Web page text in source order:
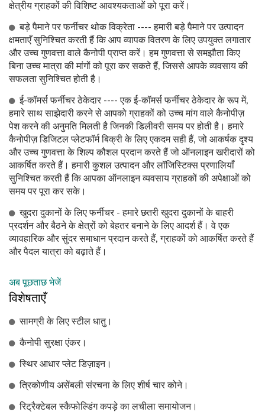
क्षेत्रीय ग्राहकों की विशिष्ट आवश्यकताओं को पूरा करें।
बड़े पैमाने पर फर्नीचर थोक विक्रेता ---- हमारी बड़े पैमाने पर उत्पादन
क्षमताएँ सुनिश्चित करती हैं कि आप व्यापक वितरण के लिए उपयुक्त लगातार
और उच्च गुणवत्ता वाले कैनोपी प्राप्त करें। हम गुणवत्ता से समझौता किए
बिना उच्च मात्रा की मांगों को पूरा कर सकते हैं, जिससे आपके व्यवसाय की
सफलता सुनिश्चित होती है।
ई-कॉमर्स फर्नीचर ठेकेदार ---- एक ई-कॉमर्स फर्नीचर ठेकेदार के रूप में,
हमारे साथ साझेदारी करने से आपको ग्राहकों को उच्च मांग वाले कैनोपीज़
पेश करने की अनुमति मिलती है जिनकी डिलीवरी समय पर होती है। हमारे
कैनोपीज़ डिजिटल प्लेटफॉर्म बिक्री के लिए एकदम सही हैं, जो आकर्षक दृश्य
और उच्च गुणवत्ता के शिल्प कौशल प्रदान करते हैं जो ऑनलाइन खरीदारों को
आकर्षित करते हैं। हमारी कुशल उत्पादन और लॉजिस्टिक्स प्रणालियाँ
सुनिश्चित करती हैं कि आपका ऑनलाइन व्यवसाय ग्राहकों की अपेक्षाओं को
समय पर पूरा कर सके।
खुदरा दुकानों के लिए फर्नीचर - हमारे छतरी खुदरा दुकानों के बाहरी
प्रदर्शन और बैठने के क्षेत्रों को बेहतर बनाने के लिए आदर्श हैं। वे एक
व्यावहारिक और सुंदर समाधान प्रदान करते हैं, ग्राहकों को आकर्षित करते हैं
और पैदल यात्रा को बढ़ाते हैं।
अब पूछताछ भेजें
विशेषताएँ
सामग्री के लिए स्टील धातु।
कैनोपी सुरक्षा एंकर।
स्थिर आधार प्लेट डिज़ाइन।
त्रिकोणीय असेंबली संरचना के लिए शीर्ष चार कोने।
रिट्रैक्टेबल स्कैफोल्डिंग कपड़े का लचीला समायोजन।